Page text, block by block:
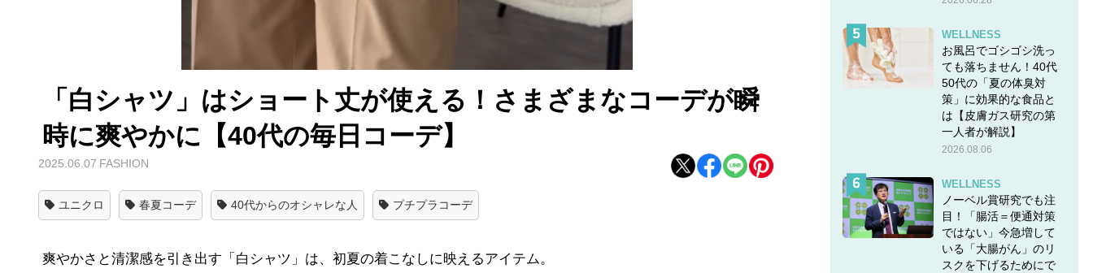
「白シャツ」はショート丈が使える！さまざまなコーデが瞬
時に爽やかに【40代の毎日コーデ】
2025.06.07 FASHION
ユニクロ 春夏コーデ 40代からのオシャレな人 プチプラコーデ
爽やかさと清潔感を引き出す「白シャツ」は、初夏の着こなしに映えるアイテム。
WELLNESS
お風呂でゴシゴシ洗っ
ても落ちません！40代
50代の「夏の体臭対
策」に効果的な食品と
は【皮膚ガス研究の第
一人者が解説】
2026.08.06
WELLNESS
ノーベル賞研究でも注
目！「腸活＝便通対策
ではない」今急増して
いる「大腸がん」のリ
スクを下げるためにで